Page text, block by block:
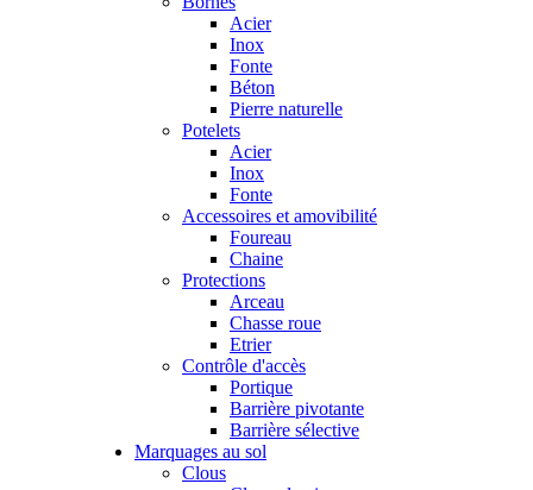
Acier
Inox
Fonte
Béton
Pierre naturelle
Potelets
Acier
Inox
Fonte
Accessoires et amovibilité
Foureau
Chaine
Protections
Arceau
Chasse roue
Etrier
Contrôle d'accès
Portique
Barrière pivotante
Barrière sélective
Marquages au sol
Clous